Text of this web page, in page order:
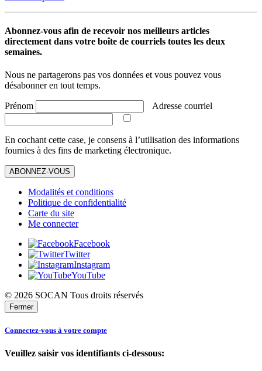
Abonnez-vous afin de recevoir nos meilleurs articles
directement dans votre boîte de courriels toutes les deux
semaines.
Nous ne partagerons pas vos données et vous pouvez vous
désabonner en tout temps.
Prénom Adresse courriel
En cochant cette case, je consens à l’utilisation des informations
fournies à des fins de marketing électronique.
ABONNEZ-VOUS
Modalités et conditions
Politique de confidentialité
Carte du site
Me connecter
Facebook
Twitter
Instagram
YouTube
© 2026 SOCAN Tous droits réservés
Fermer
Connectez-vous à votre compte
Veuillez saisir vos identifiants ci-dessous: